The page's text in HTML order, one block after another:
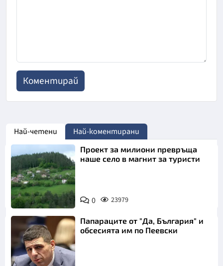
Най-четени Най-коментирани
Проект за милиони превръща
наше село в магнит за туристи
0 23979
Папараците от "Да, България" и
обсесията им по Пеевски